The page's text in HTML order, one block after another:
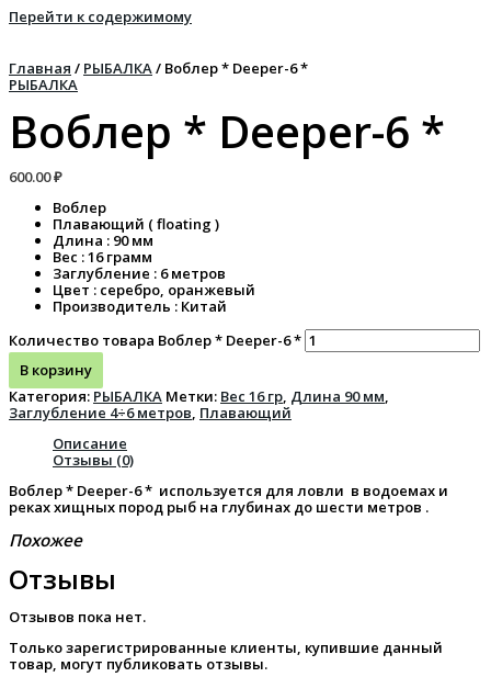
Перейти к содержимому
Главная / РЫБАЛКА/ Воблер * Deeper-6 *
РЫБАЛКА
Воблер * Deeper-6 *
600.00₽
Воблер
Плавающий ( floating )
Длина : 90 мм
Вес : 16 грамм
Заглубление : 6 метров
Цвет : серебро, оранжевый
Производитель : Китай
Количество товара Воблер * Deeper-6 *
В корзину
Категория: РЫБАЛКА Метки: Вес 16 гр Длина 90 мм
Заглубление 4÷6 метров Плавающий
Описание
Отзывы (0)
Воблер * Deeper-6 * используется для ловли в водоемах и
реках хищных пород рыб на глубинах до шести метров .
Похожее
Отзывы
Отзывов пока нет.
Только зарегистрированные клиенты, купившие данный
товар, могут публиковать отзывы.